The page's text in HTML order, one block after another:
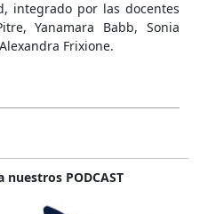
integrado por las docentes
Yanamara Babb, Sonia
Frixione.
nuestros PODCAST